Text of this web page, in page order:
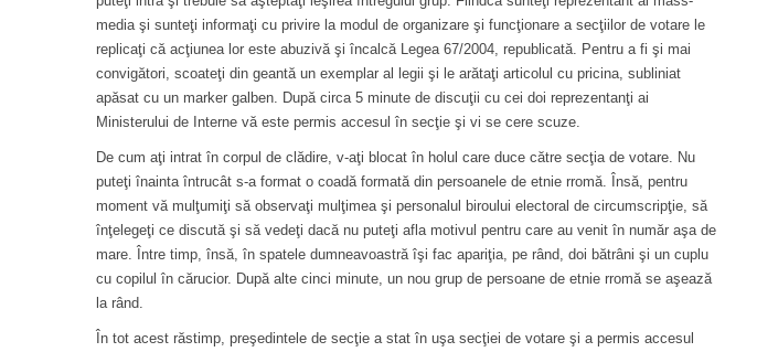
media şi sunteţi informaţi cu privire la modul de organizare şi funcţionare a secţiilor de votare le
replicaţi că acţiunea lor este abuzivă şi încalcă Legea 67/2004, republicată. Pentru a fi şi mai
convigători, scoateţi din geantă un exemplar al legii şi le arătaţi articolul cu pricina, subliniat
apăsat cu un marker galben. După circa 5 minute de discuţii cu cei doi reprezentanţi ai
Ministerului de Interne vă este permis accesul în secţie şi vi se cere scuze.
De cum aţi intrat în corpul de clădire, v-aţi blocat în holul care duce către secţia de votare. Nu
puteţi înainta întrucât s-a format o coadă formată din persoanele de etnie rromă. Însă, pentru
moment vă mulţumiţi să observaţi mulţimea şi personalul biroului electoral de circumscripţie, să
înţelegeţi ce discută şi să vedeţi dacă nu puteţi afla motivul pentru care au venit în număr aşa de
mare. Între timp, însă, în spatele dumneavoastră îşi fac apariţia, pe rând, doi bătrâni şi un cuplu
cu copilul în cărucior. După alte cinci minute, un nou grup de persoane de etnie rromă se aşează
la rând.
În tot acest răstimp, preşedintele de secţie a stat în uşa secţiei de votare şi a permis accesul